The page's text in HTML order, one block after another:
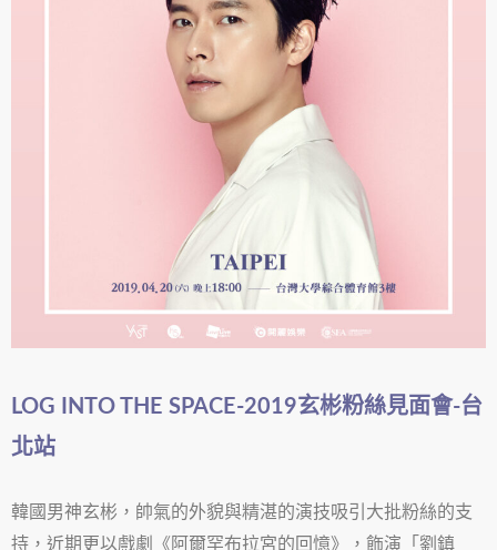
LOG INTO THE SPACE-2019玄彬粉絲見面會-台
北站
韓國男神玄彬，帥氣的外貌與精湛的演技吸引大批粉絲的支
持，近期更以戲劇《阿爾罕布拉宮的回憶》，飾演「劉鎮